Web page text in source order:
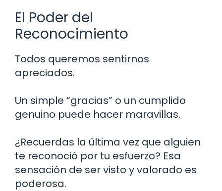
El Poder del
Reconocimiento
Todos queremos sentirnos
apreciados.
Un simple “gracias” o un cumplido
genuino puede hacer maravillas.
¿Recuerdas la última vez que alguien
te reconoció por tu esfuerzo? Esa
sensación de ser visto y valorado es
poderosa.